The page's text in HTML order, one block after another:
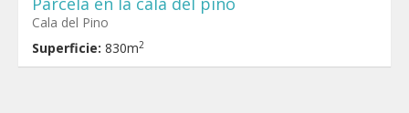
Cala del Pino
Superficie: 830m2